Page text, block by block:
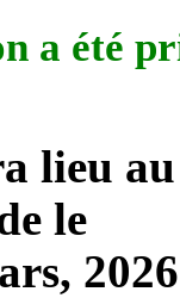
a été
lieu au
le